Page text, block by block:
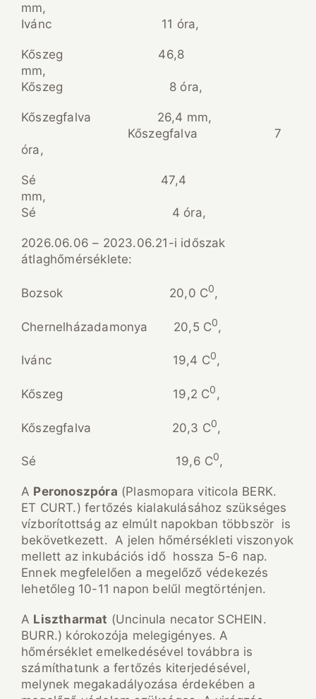
mm,
Ivánc 11 óra,
Kőszeg 46,8
mm,
Kőszeg 8 óra,
Kőszegfalva 26,4 mm,
Kőszegfalva 7
óra,
Sé 47,4
mm,
Sé 4 óra,
2026.06.06 – 2023.06.21-i időszak
átlaghőmérséklete:
Bozsok 20,0 C0,
Chernelházadamonya 20,5 C0,
Ivánc 19,4 C0,
Kőszeg 19,2 C0 ,
Kőszegfalva 20,3 C0,
Sé 19,6 C0,
A Peronoszpóra (Plasmopara viticola BERK.
ET CURT.) fertőzés kialakulásához szükséges
vízborítottság az elmúlt napokban többször is
bekövetkezett. A jelen hőmérsékleti viszonyok
mellett az inkubációs idő hossza 5-6 nap.
Ennek megfelelően a megelőző védekezés
lehetőleg 10-11 napon belűl megtörténjen.
A Lisztharmat (Uncinula necator SCHEIN.
BURR.) kórokozója melegigényes. A
hőmérséklet emelkedésével továbbra is
számíthatunk a fertőzés kiterjedésével,
melynek megakadályozása érdekében a